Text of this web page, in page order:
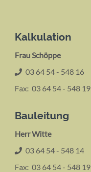
Kalkulation
Frau Schöppe
03 64 54 - 548 16
Fax: 03 64 54 - 548 19
Bauleitung
Herr Witte
03 64 54 - 548 14
Fax: 03 64 54 - 548 19